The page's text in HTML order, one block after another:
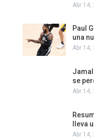
Abr 14,
Paul
una
Abr 14,
se
Abr 14,
lleva
Abr 14,